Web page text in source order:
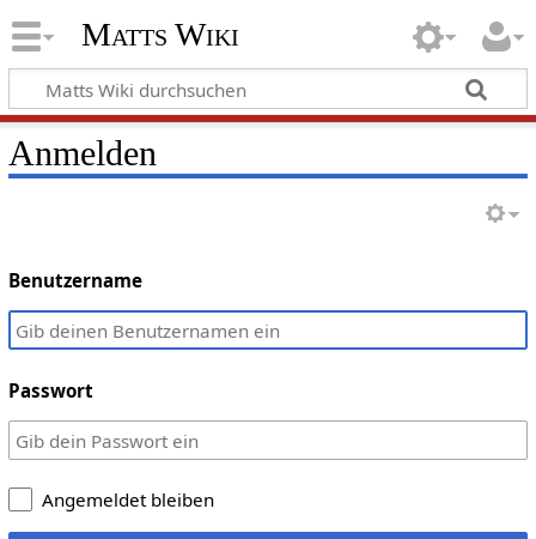
Matts Wiki
Anmelden
Benutzername
Passwort
Angemeldet bleiben